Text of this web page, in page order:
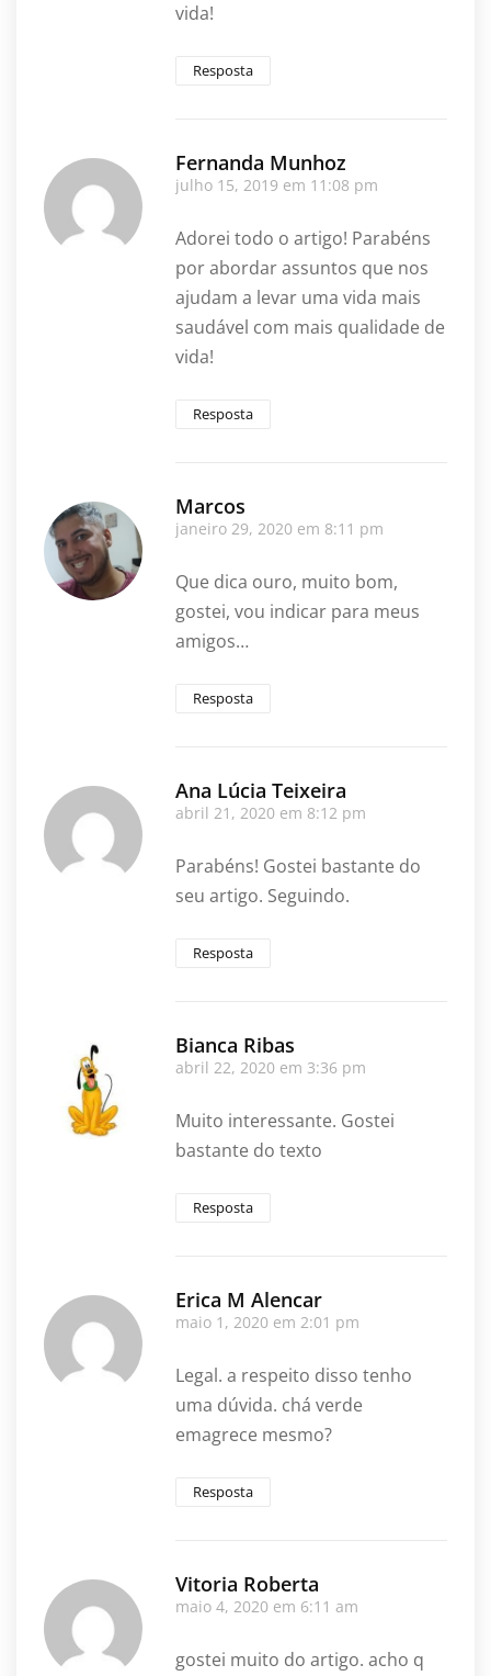
vida!
Resposta
Fernanda Munhoz
julho 15, 2019 em 11:08 pm
Adorei todo o artigo! Parabéns
por abordar assuntos que nos
ajudam a levar uma vida mais
saudável com mais qualidade de
vida!
Resposta
Marcos
janeiro 29, 2020 em 8:11 pm
Que dica ouro, muito bom,
gostei, vou indicar para meus
amigos…
Resposta
Ana Lúcia Teixeira
abril 21, 2020 em 8:12 pm
Parabéns! Gostei bastante do
seu artigo. Seguindo.
Resposta
Bianca Ribas
abril 22, 2020 em 3:36 pm
Muito interessante. Gostei
bastante do texto
Resposta
Erica M Alencar
maio 1, 2020 em 2:01 pm
Legal. a respeito disso tenho
uma dúvida. chá verde
emagrece mesmo?
Resposta
Vitoria Roberta
maio 4, 2020 em 6:11 am
gostei muito do artigo. acho q